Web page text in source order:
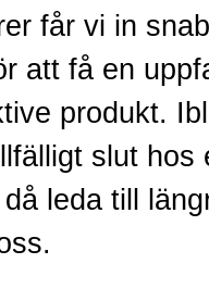
får vi in
att få en
produkt.
slut hos
leda till